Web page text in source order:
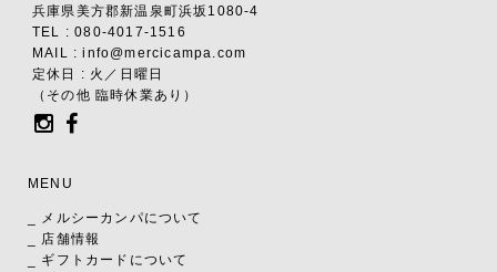
兵庫県美方郡新温泉町浜坂1080-4
TEL : 080-4017-1516
MAIL : info@mercicampa.com
定休日 : 火／日曜日
（その他 臨時休業あり）
MENU
_ メルシーカンパについて
_ 店舗情報
_ ギフトカードについて